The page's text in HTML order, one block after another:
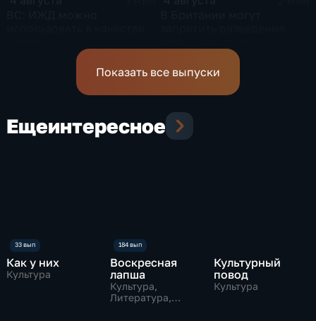
Показать все выпуски
Ещеинтересное
Как у них
Культура
Воскресная
лапша
Культура,
Литература,
Культурный
повод
Культура